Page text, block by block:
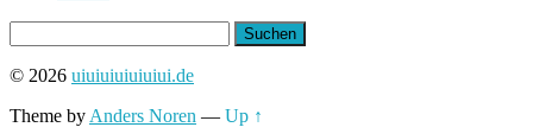
nach:
© 2026 uiuiuiuiuiuiui.de
Theme by Anders Noren — Up ↑